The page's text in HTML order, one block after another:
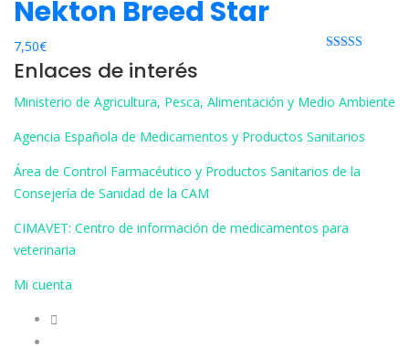
Nekton Breed Star
7,50€
Enlaces de interés
Ministerio de Agricultura, Pesca, Alimentación y Medio Ambiente
Agencia Española de Medicamentos y Productos Sanitarios
Área de Control Farmacéutico y Productos Sanitarios de la
Consejería de Sanidad de la CAM
CIMAVET: Centro de información de medicamentos para
veterinaria
Mi cuenta